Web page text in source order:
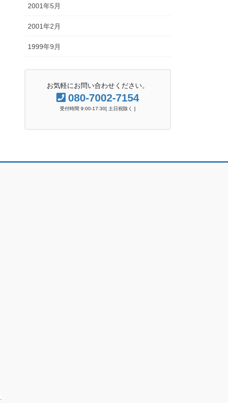
2001年5月
2001年2月
1999年9月
お気軽にお問い合わせください。
080-7002-7154
受付時間 9:00-17:30[ 土日祝除く ]